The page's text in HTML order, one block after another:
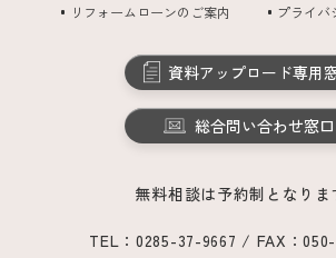
リフォームローンのご案内
プライバ
資料アップロード専用
総合問い合わせ窓口
無料相談は予約制となりま
TEL：0285-37-9667 / FAX：